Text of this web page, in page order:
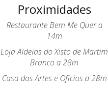
Proximidades
Restaurante Bem Me Quer a
14m
Loja Aldeias do Xisto de Martim
Branco a 28m
Casa das Artes e Ofícios a 28m